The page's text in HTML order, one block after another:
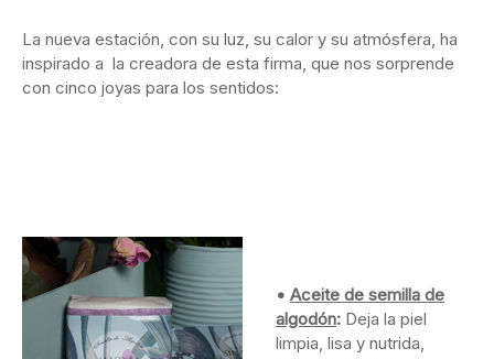
La nueva estación, con su luz, su calor y su atmósfera, ha
inspirado a la creadora de esta firma, que nos sorprende
con cinco joyas para los sentidos:
• Aceite de semilla de
algodón: Deja la piel
limpia, lisa y nutrida,